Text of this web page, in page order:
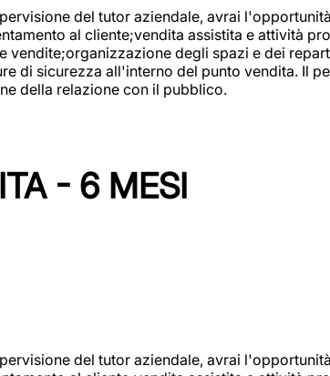
del tutor aziendale, avrai
al cliente;vendita assistita e attività
degli spazi e dei
di sicurezza all'interno del punto vendita. Il
della relazione con il pubblico.
- 6 MESI
del tutor aziendale, avrai